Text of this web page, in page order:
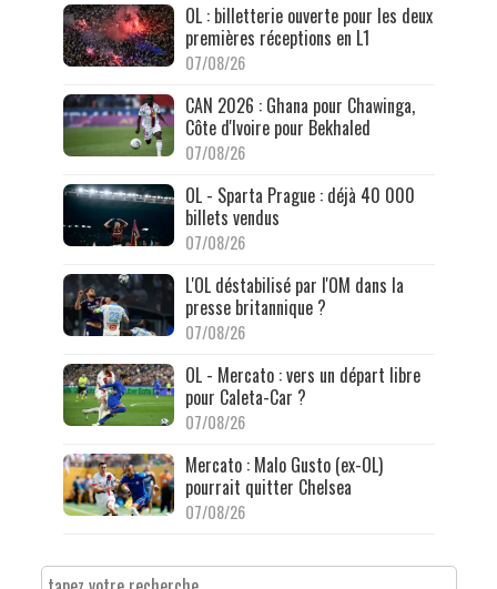
OL : billetterie ouverte pour les deux
premières réceptions en L1
07/08/26
CAN 2026 : Ghana pour Chawinga,
Côte d'Ivoire pour Bekhaled
07/08/26
OL - Sparta Prague : déjà 40 000
billets vendus
07/08/26
L'OL déstabilisé par l'OM dans la
presse britannique ?
07/08/26
OL - Mercato : vers un départ libre
pour Caleta-Car ?
07/08/26
Mercato : Malo Gusto (ex-OL)
pourrait quitter Chelsea
07/08/26